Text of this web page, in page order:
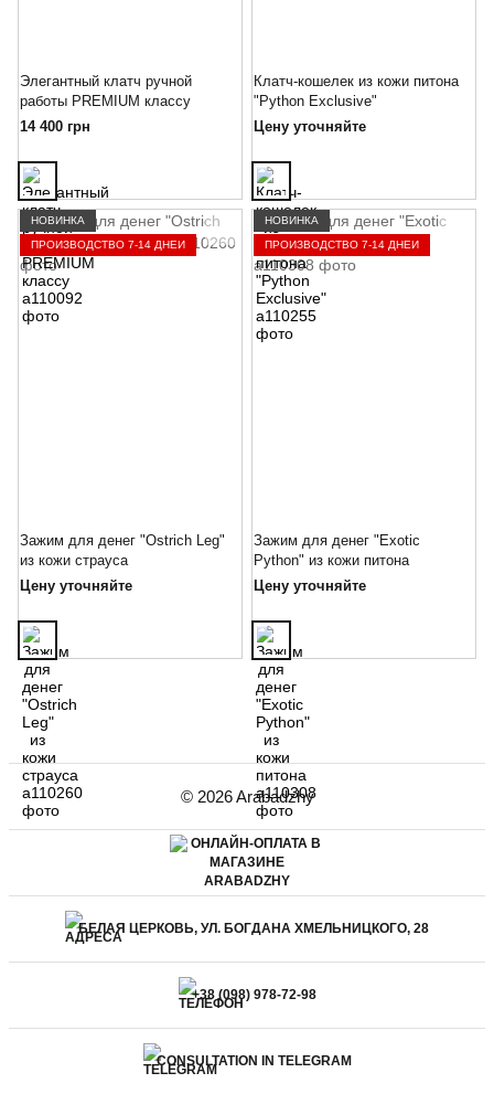
Элегантный клатч ручной
работы PREMIUM классу
14 400 грн
Клатч-кошелек из кожи питона
"Python Exclusive"
Цену уточняйте
НОВИНКА
ПРОИЗВОДСТВО 7-14 ДНЕЙ
Зажим для денег "Ostrich Leg"
из кожи страуса
Цену уточняйте
НОВИНКА
ПРОИЗВОДСТВО 7-14 ДНЕЙ
Зажим для денег "Exotic
Python" из кожи питона
Цену уточняйте
© 2026 Arabadzhy
БЕЛАЯ ЦЕРКОВЬ, УЛ. БОГДАНА ХМЕЛЬНИЦКОГО, 28
+38 (098) 978-72-98
CONSULTATION IN TELEGRAM